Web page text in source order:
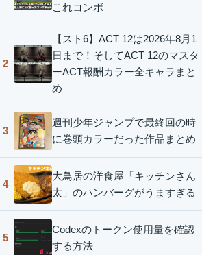
これコンボ
2
【スト6】ACT 12は2026年8月1
日まで！そしてACT 12のマスタ
ーACT報酬カラー全キャラまと
め
3
週刊少年ジャンプで最終回の時
に巻頭カラーだった作品まとめ
4
大鳥居の洋食屋「キッチンさん
太」のハンバーグがうますぎる
5
Codexのトークン使用量を確認
する方法